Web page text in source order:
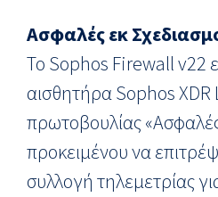
Ασφαλές εκ
Το Sophos Firewall v22
αισθητήρα Sophos
πρωτοβουλίας
προκειμένου να
συλλογή τηλεμετρίας